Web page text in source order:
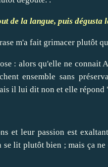
de la langue, puis dégusta
m'a fait grimacer plutôt
: alors qu'elle ne connait
ensemble sans
il lui dit non et elle répond
et leur passion est
lit plutôt bien ; mais ça